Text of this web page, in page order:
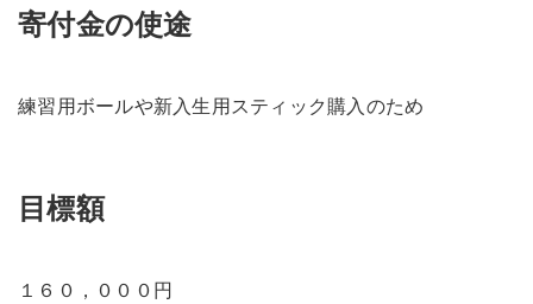
寄付金の使途
練習用ボールや新入生用スティック購入のため
目標額
１６０，０００円